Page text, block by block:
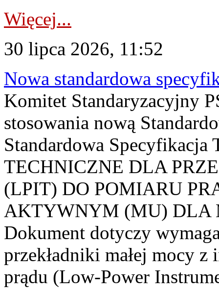
Więcej...
30 lipca 2026, 11:52
Nowa standardowa
Komitet Standaryzacyjny
stosowania nową
Standardowa
TECHNICZNE DLA
(LPIT) DO POMIARU
AKTYWNYM (MU) DLA
Dokument dotyczy
przekładniki małej mocy
prądu (Low-Power